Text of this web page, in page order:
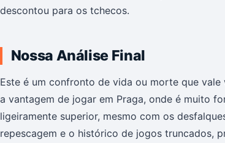
descontou para os tchecos.
Nossa Análise Final
Este é um confronto de vida ou morte que
a vantagem de jogar em Praga, onde é muito
ligeiramente superior, mesmo com os
repescagem e o histórico de jogos truncados,